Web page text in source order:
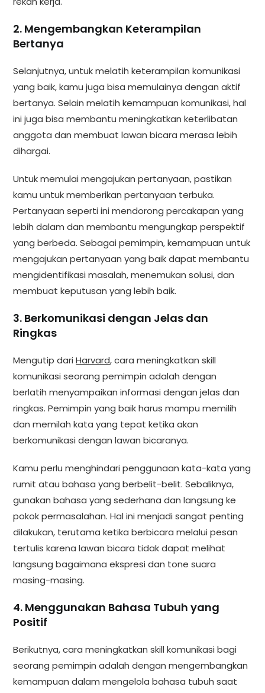
2. Mengembangkan Keterampilan
Bertanya
Selanjutnya, untuk melatih keterampilan komunikasi
yang baik, kamu juga bisa memulainya dengan aktif
bertanya. Selain melatih kemampuan komunikasi, hal
ini juga bisa membantu meningkatkan keterlibatan
anggota dan membuat lawan bicara merasa lebih
dihargai.
Untuk memulai mengajukan pertanyaan, pastikan
kamu untuk memberikan pertanyaan terbuka.
Pertanyaan seperti ini mendorong percakapan yang
lebih dalam dan membantu mengungkap perspektif
yang berbeda. Sebagai pemimpin, kemampuan untuk
mengajukan pertanyaan yang baik dapat membantu
mengidentifikasi masalah, menemukan solusi, dan
membuat keputusan yang lebih baik.
3. Berkomunikasi dengan Jelas dan
Ringkas
Mengutip dariHarvard, cara meningkatkan skill
komunikasi seorang pemimpin adalah dengan
berlatih menyampaikan informasi dengan jelas dan
ringkas. Pemimpin yang baik harus mampu memilih
dan memilah kata yang tepat ketika akan
berkomunikasi dengan lawan bicaranya.
Kamu perlu menghindari penggunaan kata-kata yang
rumit atau bahasa yang berbelit-belit. Sebaliknya,
gunakan bahasa yang sederhana dan langsung ke
pokok permasalahan. Hal ini menjadi sangat penting
dilakukan, terutama ketika berbicara melalui pesan
tertulis karena lawan bicara tidak dapat melihat
langsung bagaimana ekspresi dan tone suara
masing-masing.
4. Menggunakan Bahasa Tubuh yang
Positif
Berikutnya, cara meningkatkan skill komunikasi bagi
seorang pemimpin adalah dengan mengembangkan
kemampuan dalam mengelola bahasa tubuh saat